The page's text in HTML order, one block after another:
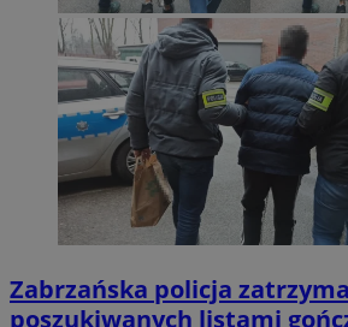
Zabrzańska policja
poszukiwanych listami